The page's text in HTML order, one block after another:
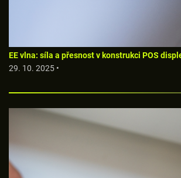
EE vlna: síla a přesnost v konstrukci POS
29. 10. 2025 •